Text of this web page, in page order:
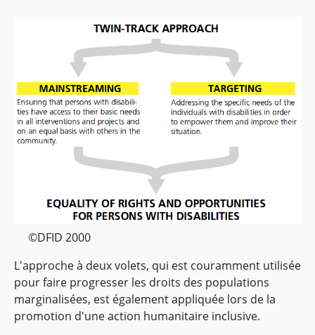
©DFID 2000
L'approche à deux volets, qui est couramment utilisée
pour faire progresser les droits des populations
marginalisées, est également appliquée lors de la
promotion d'une action humanitaire inclusive.